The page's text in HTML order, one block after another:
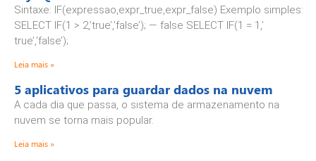
Sintaxe: IF(expressao,expr_true,expr_false) Exemplo simples:
SELECT IF(1 > 2,’true’,’false’); — false SELECT IF(1 = 1,’
true’,’false’);
Leia mais »
5 aplicativos para guardar dados na nuvem
A cada dia que passa, o sistema de armazenamento na
nuvem se torna mais popular.
Leia mais »